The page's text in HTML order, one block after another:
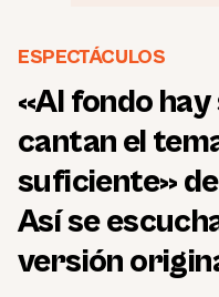
ESPECTÁCULOS
«Al fondo
cantan el
suficiente»
Así se
versión